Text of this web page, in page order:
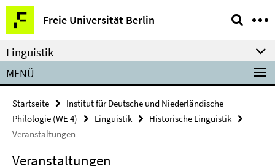
Springe
direkt
zu
Inhalt
Freie Universität Berlin
Service-
Navigation
Linguistik
MENÜ
Startseite
Institut für Deutsche und Niederländische
Philologie (WE 4)
Linguistik
Historische Linguistik
Veranstaltungen
Veranstaltungen